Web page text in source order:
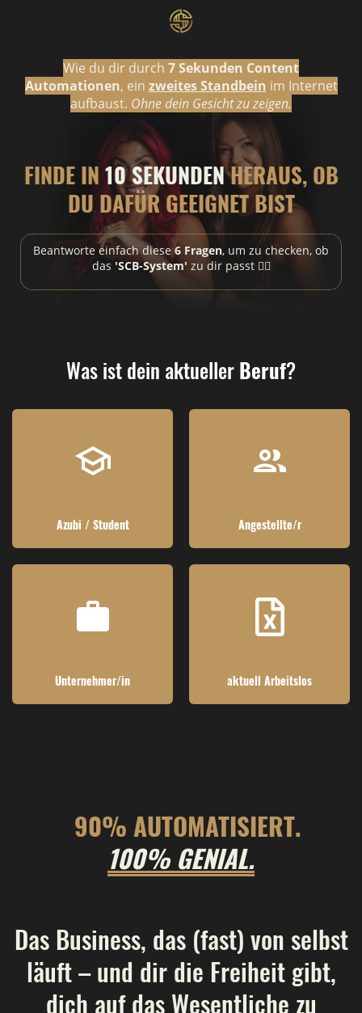
Wie du dir durch 7 Sekunden Content
Automationen, ein zweites Standbein im Internet
aufbaust. Ohne dein Gesicht zu zeigen.
FINDE IN10 SEKUNDENHERAUS, OB
DU DAFÜR GEEIGNET BIST
Beantworte einfach diese6 Fragen, um zu checken, ob
das 'SCB-System' zu dir passt 👇🏼
Was ist dein aktuellerBeruf?
Azubi / Student Angestellte/r
Unternehmer/in aktuell Arbeitslos
90% AUTOMATISIERT.
100% GENIAL.
Das Business, das (fast) von selbst
läuft – und dir die Freiheit gibt,
dich auf das Wesentliche zu